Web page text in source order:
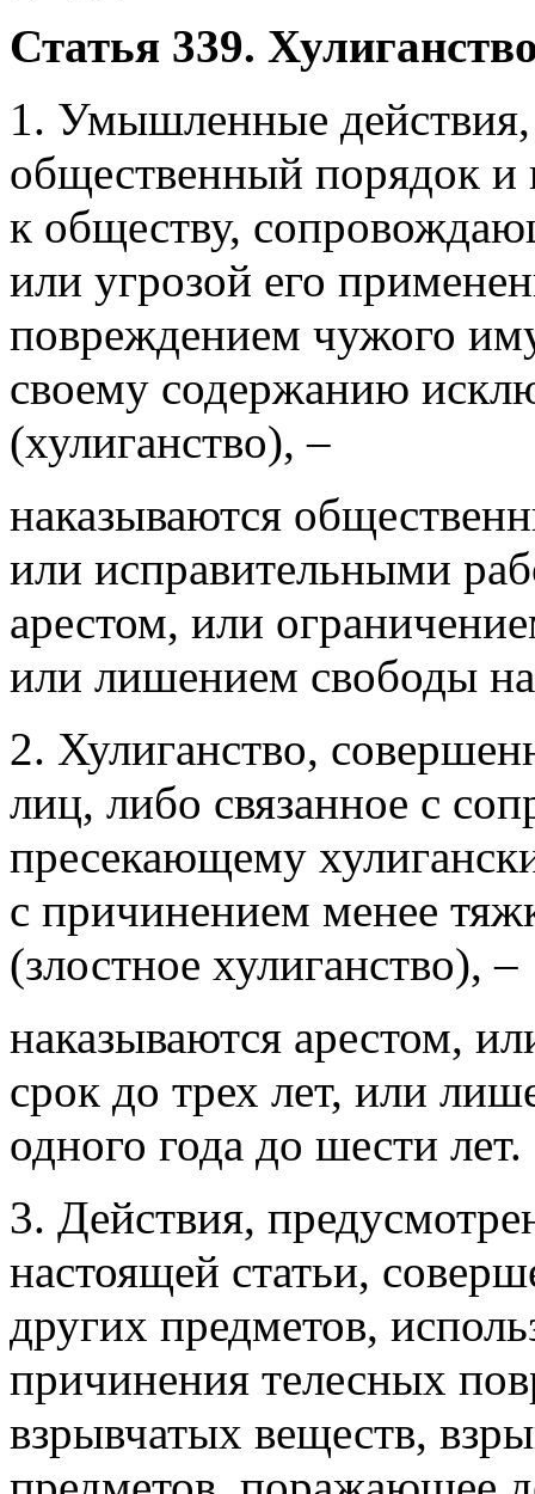
Статья 339.
1. Умышленные
общественный порядок
к обществу,
или угрозой его
повреждением чужого
своему содержанию
(хулиганство), –
наказываются
или исправительными
арестом, или
или лишением свободы на
2. Хулиганство,
лиц, либо связанное с
пресекающему
с причинением менее
(злостное хулиганство), –
наказываются арестом,
срок до трех лет, или
одного года до шести лет.
3. Действия,
настоящей статьи,
других предметов,
причинения телесных
взрывчатых веществ,